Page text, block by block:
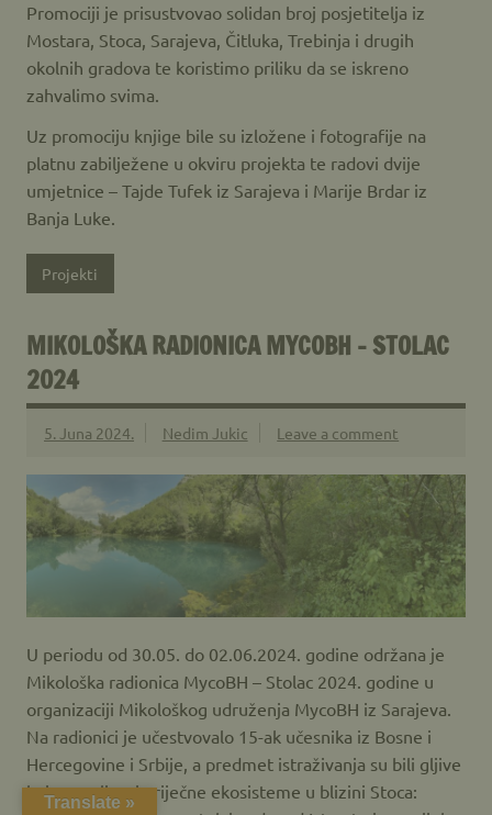
Promociji je prisustvovao solidan broj posjetitelja iz
Mostara, Stoca, Sarajeva, Čitluka, Trebinja i drugih
okolnih gradova te koristimo priliku da se iskreno
zahvalimo svima.
Uz promociju knjige bile su izložene i fotografije na
platnu zabilježene u okviru projekta te radovi dvije
umjetnice – Tajde Tufek iz Sarajeva i Marije Brdar iz
Banja Luke.
Projekti
MIKOLOŠKA RADIONICA MYCOBH – STOLAC
2024
5. Juna 2024. Nedim Jukic Leave a comment
U periodu od 30.05. do 02.06.2024. godine održana je
Mikološka radionica MycoBH – Stolac 2024. godine u
organizaciji Mikološkog udruženja MycoBH iz Sarajeva.
Na radionici je učestvovalo 15-ak učesnika iz Bosne i
Hercegovine i Srbije, a predmet istraživanja su bili gljive
koje naseljavaju riječne ekosisteme u blizini Stoca:
Translate »